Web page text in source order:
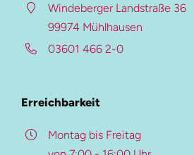
Windeberger Landstraße 36
99974 Mühlhausen
03601 466 2-0
Erreichbarkeit
Montag bis Freitag
Auf dieser Seite